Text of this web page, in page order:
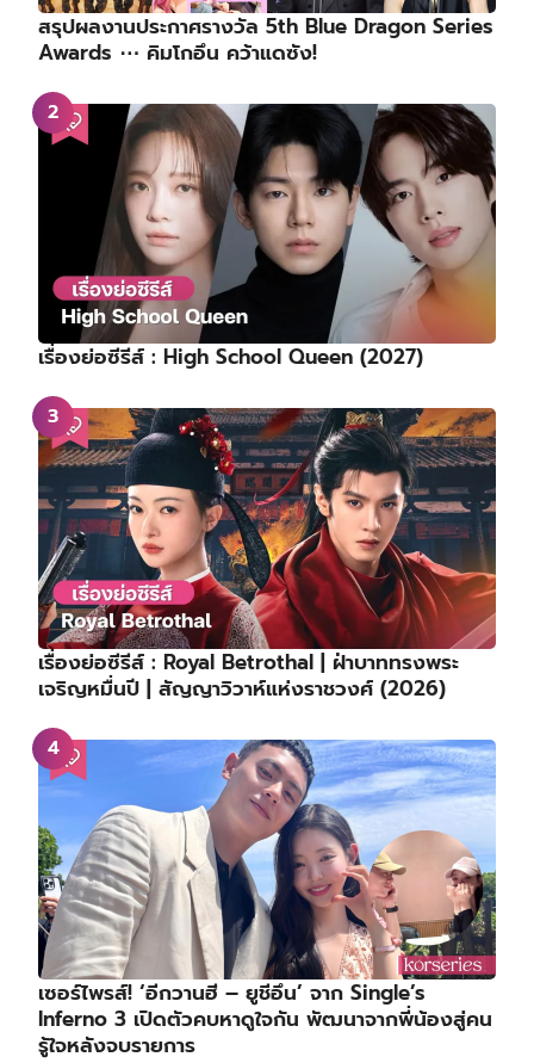
สรุปผลงานประกาศรางวัล 5th Blue Dragon Series
Awards ⋯ คิมโกอึน คว้าแดซัง!
เรื่องย่อซีรีส์ : High School Queen (2027)
เรื่องย่อซีรีส์ : Royal Betrothal | ฝ่าบาททรงพระ
เจริญหมื่นปี | สัญญาวิวาห์แห่งราชวงศ์ (2026)
เซอร์ไพรส์! ‘อีกวานฮี – ยูชีอึน’ จาก Single’s
Inferno 3 เปิดตัวคบหาดูใจกัน พัฒนาจากพี่น้องสู่คน
รู้ใจหลังจบรายการ